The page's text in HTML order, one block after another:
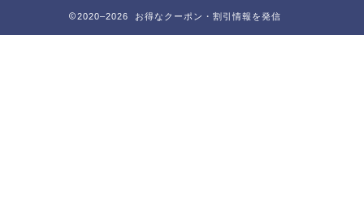
2020–2026 お得なクーポン・割引情報を発信